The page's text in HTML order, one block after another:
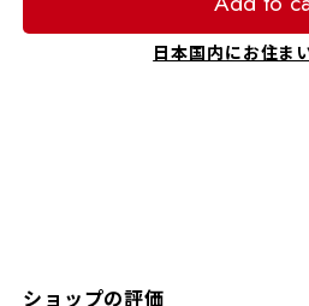
日本国内にお住ま
ショップの評価